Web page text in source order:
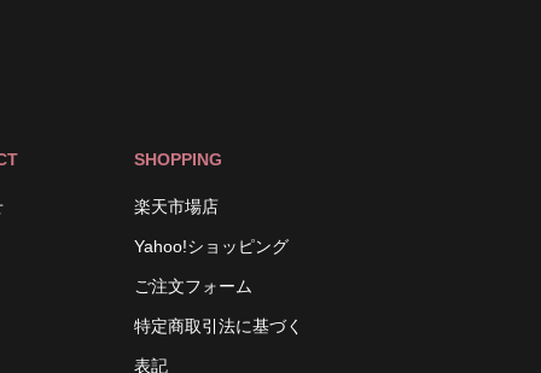
SHOPPING
楽天市場店
Yahoo!ショッピング
ご注文フォーム
特定商取引法に基づく
表記